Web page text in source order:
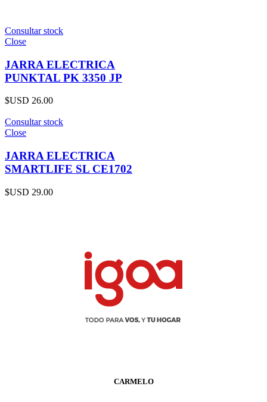
Consultar stock
Close
JARRA ELECTRICA
PUNKTAL PK 3350 JP
$USD 26.00
Consultar stock
Close
JARRA ELECTRICA
SMARTLIFE SL CE1702
$USD 29.00
CARMELO